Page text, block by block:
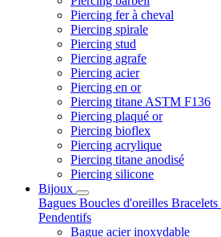
Piercing fer à cheval
Piercing spirale
Piercing stud
Piercing agrafe
Piercing acier
Piercing en or
Piercing titane ASTM F136
Piercing plaqué or
Piercing bioflex
Piercing acrylique
Piercing titane anodisé
Piercing silicone
Bijoux
Bagues Boucles d'oreilles Bracelets
Pendentifs
Bague acier inoxydable